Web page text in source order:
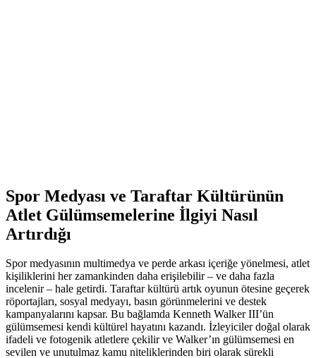
Spor Medyası ve Taraftar Kültürünün
Atlet Gülümsemelerine İlgiyi Nasıl
Artırdığı
Spor medyasının multimedya ve perde arkası içeriğe yönelmesi, atlet
kişiliklerini her zamankinden daha erişilebilir – ve daha fazla
incelenir – hale getirdi. Taraftar kültürü artık oyunun ötesine geçerek
röportajları, sosyal medyayı, basın görünmelerini ve destek
kampanyalarını kapsar. Bu bağlamda Kenneth Walker III’ün
gülümsemesi kendi kültürel hayatını kazandı. İzleyiciler doğal olarak
ifadeli ve fotogenik atletlere çekilir ve Walker’ın gülümsemesi en
sevilen ve unutulmaz kamu niteliklerinden biri olarak sürekli